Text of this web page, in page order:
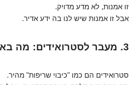
זו אמנות, לא מדע מדויק.
אבל זו אמנות שיש לנו בה ידע אדיר.
3. מעבר לסטרואידים: מה באמת עובד בשטח?
סטרואידים הם כמו "כיבוי שריפות" מהיר.